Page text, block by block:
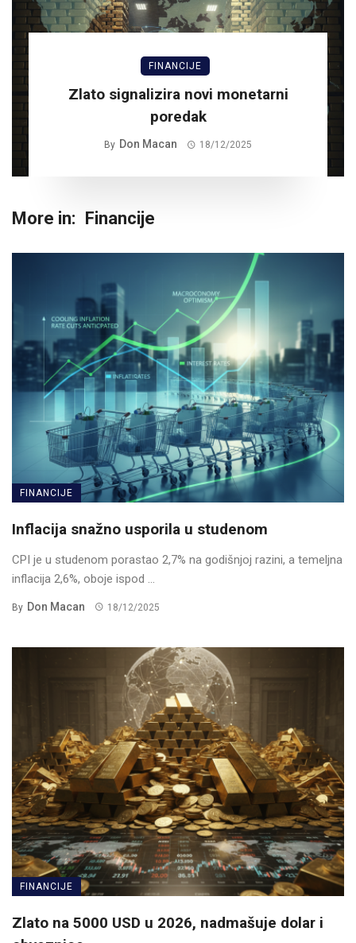
FINANCIJE
Zlato signalizira novi monetarni
poredak
By Don Macan 18/12/2025
More in: Financije
FINANCIJE
Inflacija snažno usporila u studenom
CPI je u studenom porastao 2,7% na godišnjoj razini, a temeljna
inflacija 2,6%, oboje ispod ...
By Don Macan 18/12/2025
FINANCIJE
Zlato na 5000 USD u 2026, nadmašuje dolar i